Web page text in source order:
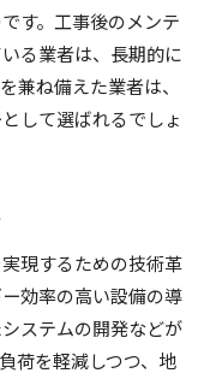
す。工事後のメンテ
る業者は、長期的に
兼ね備えた業者は、
して選ばれるでしょ
現するための技術革
効率の高い設備の導
ステムの開発などが
荷を軽減しつつ、地